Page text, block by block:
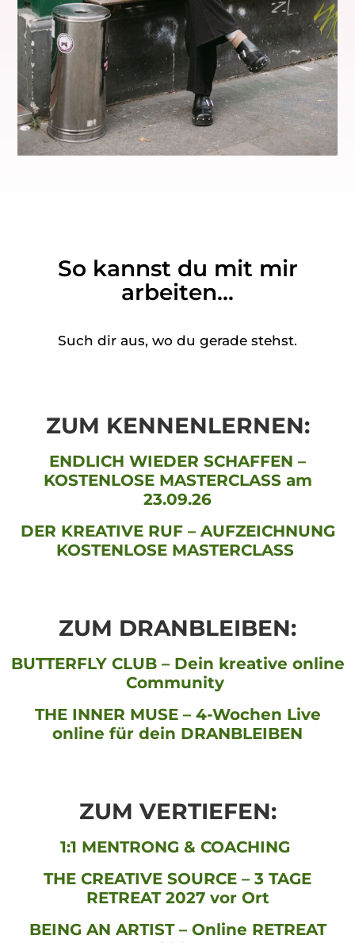
So kannst du mit mir
arbeiten...
Such dir aus, wo du gerade stehst.
ZUM KENNENLERNEN:
ENDLICH WIEDER SCHAFFEN –
KOSTENLOSE MASTERCLASS am
23.09.26
DER KREATIVE RUF – AUFZEICHNUNG
KOSTENLOSE MASTERCLASS
ZUM DRANBLEIBEN:
BUTTERFLY CLUB – Dein kreative online
Community
THE INNER MUSE – 4-Wochen Live
online für dein DRANBLEIBEN
ZUM VERTIEFEN:
1:1 MENTRONG & COACHING
THE CREATIVE SOURCE – 3 TAGE
RETREAT 2027 vor Ort
BEING AN ARTIST – Online RETREAT